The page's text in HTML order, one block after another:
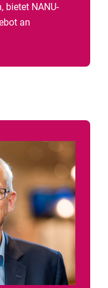
bietet NANU-
an